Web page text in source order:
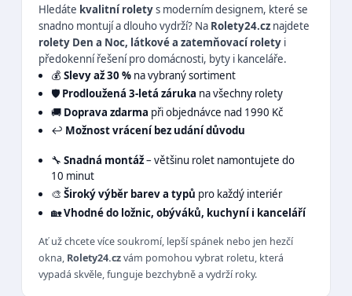
Hledáte kvalitní roletys moderním designem, které se
snadno montují a dlouho vydrží? Na Rolety24.cz najdete
rolety Den a Noc, látkové a zatemňovací rolety i
předokenní řešení pro domácnosti, byty i kanceláře.
💰 Slevy až 30 %na vybraný sortiment
🛡️ Prodloužená 3-letá záruka na všechny rolety
🚚 Doprava zdarma při objednávce nad 1990 Kč
↩️ Možnost vrácení bez udání důvodu
🔧 Snadná montáž– většinu rolet namontujete do
10 minut
🎨 Široký výběr barev a typů pro každý interiér
🏡Vhodné do ložnic, obýváků, kuchyní i kanceláří
Ať už chcete více soukromí, lepší spánek nebo jen hezčí
okna, Rolety24.czvám pomohou vybrat roletu, která
vypadá skvěle, funguje bezchybně a vydrží roky.